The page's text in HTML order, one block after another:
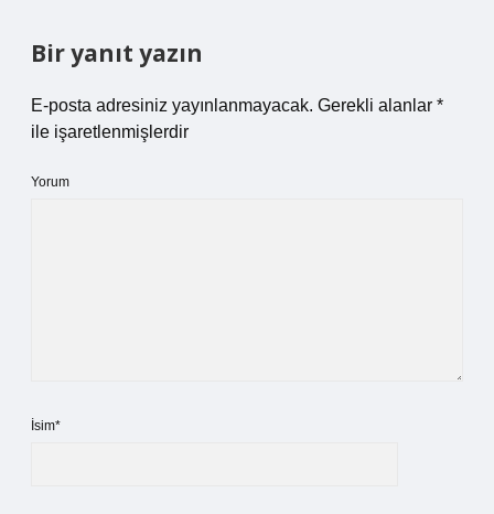
Bir yanıt yazın
E-posta adresiniz yayınlanmayacak. Gerekli alanlar *
ile işaretlenmişlerdir
Yorum
İsim*